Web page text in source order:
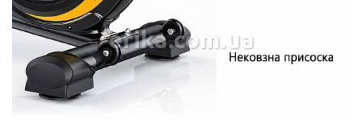
erika.com.ua